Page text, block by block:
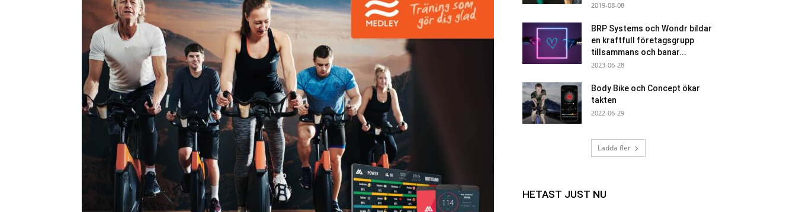
2019-08-08
BRP Systems och Wondr bildar
en kraftfull företagsgrupp
tillsammans och banar...
2023-06-28
Body Bike och Concept ökar
takten
2022-06-29
Ladda fler
HETAST JUST NU